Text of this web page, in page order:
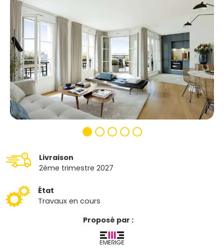
Livraison
2ème trimestre 2027
État
Travaux en cours
Proposé par :